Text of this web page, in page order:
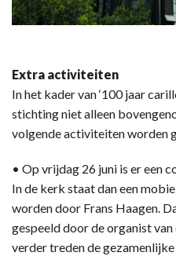
Extra activiteiten
In het kader van ‘100 jaar
stichting niet alleen
volgende activiteiten worden
• Op vrijdag 26 juni is er een
In de kerk staat dan een
worden door Frans Haagen.
gespeeld door de organist
verder treden de